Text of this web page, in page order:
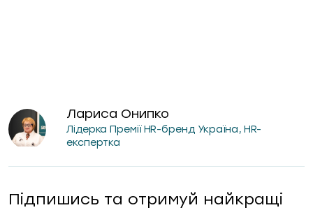
Лариса Онипко
Лідерка Премії HR-бренд Україна, HR-
експертка
Підпишись та отримуй найкращі